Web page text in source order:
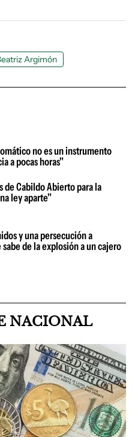
Argimón
no es un instrumento
a pocas horas"
de Cabildo Abierto para la
ley aparte"
y una persecución a
de la explosión a un cajero
NACIONAL